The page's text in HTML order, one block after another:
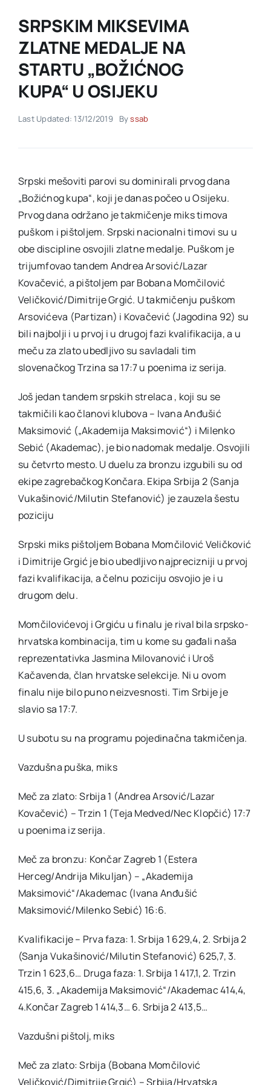
Akti SSAB
Kontakt
SRPSKIM MIKSEVIMA
ZLATNE MEDALJE NA
STARTU „BOŽIĆNOG
KUPA“ U OSIJEKU
Last Updated: 13/12/2019 Byssab
Srpski mešoviti parovi su dominirali prvog dana
„Božićnog kupa“, koji je danas počeo u Osijeku.
Prvog dana održano je takmičenje miks timova
puškom i pištoljem. Srpski nacionalni timovi su u
obe discipline osvojili zlatne medalje. Puškom je
trijumfovao tandem Andrea Arsović/Lazar
Kovačević, a pištoljem par Bobana Momčilović
Veličković/Dimitrije Grgić. U takmičenju puškom
Arsovićeva (Partizan) i Kovačević (Jagodina 92) su
bili najbolji i u prvoj i u drugoj fazi kvalifikacija, a u
meču za zlato ubedljivo su savladali tim
slovenačkog Trzina sa 17:7 u poenima iz serija.
Još jedan tandem srpskih strelaca , koji su se
takmičili kao članovi klubova – Ivana Anđušić
Maksimović („Akademija Maksimović“) i Milenko
Sebić (Akademac), je bio nadomak medalje. Osvojili
su četvrto mesto. U duelu za bronzu izgubili su od
ekipe zagrebačkog Končara. Ekipa Srbija 2 (Sanja
Vukašinović/Milutin Stefanović) je zauzela šestu
poziciju
Srpski miks pištoljem Bobana Momčilović Veličković
i Dimitrije Grgić je bio ubedljivo najprecizniji u prvoj
fazi kvalifikacija, a čelnu poziciju osvojio je i u
drugom delu.
Momčilovićevoj i Grgiću u finalu je rival bila srpsko-
hrvatska kombinacija, tim u kome su gađali naša
reprezentativka Jasmina Milovanović i Uroš
Kačavenda, član hrvatske selekcije. Ni u ovom
finalu nije bilo puno neizvesnosti. Tim Srbije je
slavio sa 17:7.
U subotu su na programu pojedinačna takmičenja.
Vazdušna puška, miks
Meč za zlato: Srbija 1 (Andrea Arsović/Lazar
Kovačević) – Trzin 1 (Teja Medved/Nec Klopčić) 17:7
u poenima iz serija.
Meč za bronzu: Končar Zagreb 1 (Estera
Herceg/Andrija Mikuljan) – „Akademija
Maksimović“/Akademac (Ivana Anđušić
Maksimović/Milenko Sebić) 16:6.
Kvalifikacije – Prva faza: 1. Srbija 1 629,4, 2. Srbija 2
(Sanja Vukašinović/Milutin Stefanović) 625,7, 3.
Trzin 1 623,6… Druga faza: 1. Srbija 1 417,1, 2. Trzin
415,6, 3. „Akademija Maksimović“/Akademac 414,4,
4.Končar Zagreb 1 414,3… 6. Srbija 2 413,5…
Vazdušni pištolj, miks
Meč za zlato: Srbija (Bobana Momčilović
Veličković/Dimitrije Grgić) – Srbija/Hrvatska